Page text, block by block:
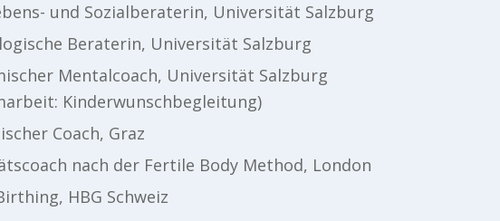
und Sozialberaterin, Universität Salzburg
Beraterin, Universität Salzburg
Mentalcoach, Universität Salzburg
Kinderwunschbegleitung)
Coach, Graz
nach der Fertile Body Method, London
HBG Schweiz